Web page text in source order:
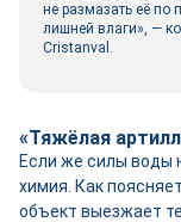
не размазать её по
лишней влаги», —
Cristanval.
«Тяжёлая
Если же силы воды
химия. Как
объект выезжает